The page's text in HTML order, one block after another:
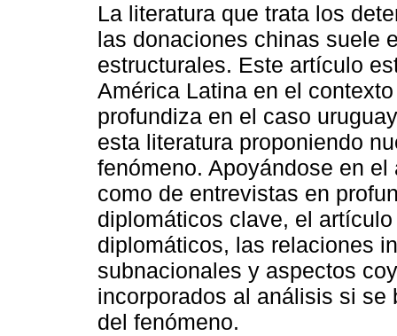
La literatura que trata los
las donaciones chinas suele
estructurales. Este artículo
América Latina en el
profundiza en el caso
esta literatura proponiendo
fenómeno. Apoyándose en
como de entrevistas en
diplomáticos clave, el
diplomáticos, las relaciones
subnacionales y aspectos
incorporados al análisis si se
del fenómeno.